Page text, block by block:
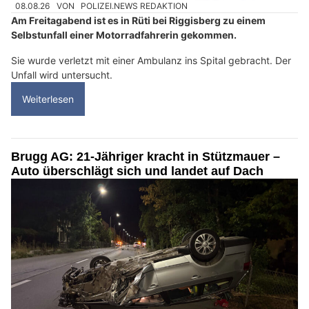
08.08.26 VON POLIZEI.NEWS REDAKTION
Am Freitagabend ist es in Rüti bei Riggisberg zu einem
Selbstunfall einer Motorradfahrerin gekommen.
Sie wurde verletzt mit einer Ambulanz ins Spital gebracht. Der
Unfall wird untersucht.
Weiterlesen
Brugg AG: 21-Jähriger kracht in Stützmauer –
Auto überschlägt sich und landet auf Dach